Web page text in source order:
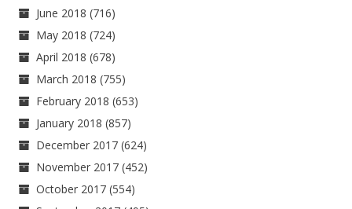
June 2018 (716)
May 2018 (724)
April 2018 (678)
March 2018 (755)
February 2018 (653)
January 2018 (857)
December 2017 (624)
November 2017 (452)
October 2017 (554)